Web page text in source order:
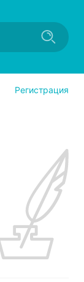
Регистрация